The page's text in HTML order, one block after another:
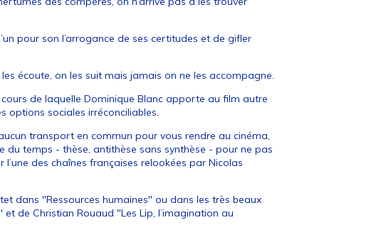
pour son l’arrogance de ses certitudes et de gifler
écoute, on les suit mais jamais on ne les accompagne.
de laquelle Dominique Blanc apporte au film autre
options sociales irréconciliables.
transport en commun pour vous rendre au cinéma,
du temps - thèse, antithèse sans synthèse - pour ne pas
des chaînes françaises relookées par Nicolas
dans "Ressources humaines" ou dans les très beaux
de Christian Rouaud "Les Lip, l’imagination au